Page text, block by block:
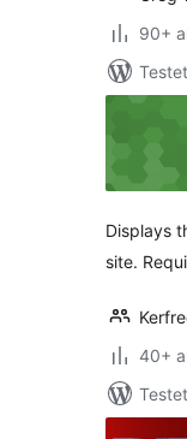
90+
Displays
site.
40+